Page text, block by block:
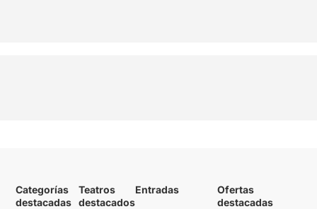
Categorías
destacadas
Teatros
destacados
Entradas
Ofertas
destacadas